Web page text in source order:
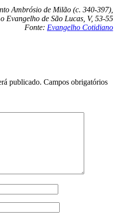
Ambrósio de Milão (c. 340-397),
Evangelho de São Lucas, V, 53-55
Fonte: Evangelho Cotidiano
publicado. Campos obrigatórios